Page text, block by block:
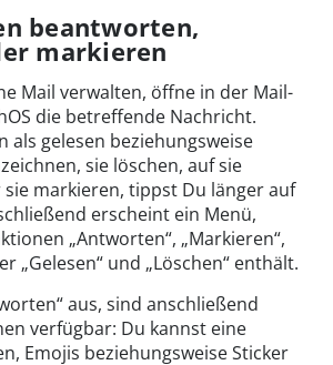
beantworten,
markieren
Mail verwalten, öffne in der Mail-
die betreffende Nachricht.
als gelesen beziehungsweise
sie löschen, auf sie
markieren, tippst Du länger auf
erscheint ein Menü,
„Antworten“, „Markieren“,
„Gelesen“ und „Löschen“ enthält.
aus, sind anschließend
verfügbar: Du kannst eine
Emojis beziehungsweise Sticker